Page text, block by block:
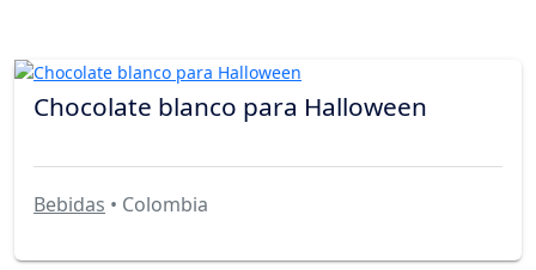
Chocolate blanco para Halloween
Bebidas • Colombia